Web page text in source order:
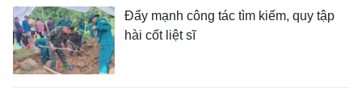
Đẩy mạnh công tác tìm kiếm, quy tập
hài cốt liệt sĩ